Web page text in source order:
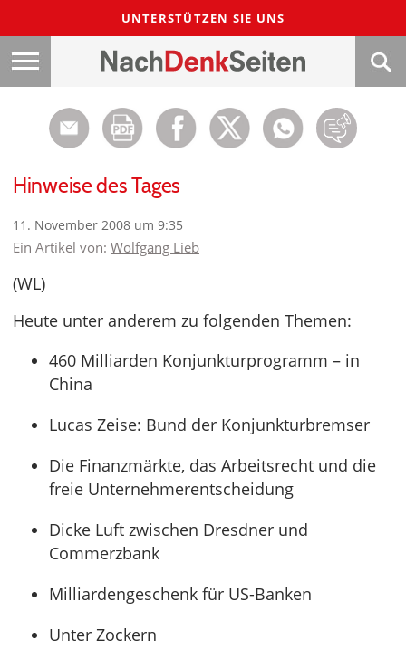
UNTERSTÜTZEN SIE UNS
Hinweise des Tages
11. November 2008 um 9:35
Ein Artikel von: Wolfgang Lieb
(WL)
Heute unter anderem zu folgenden Themen:
460 Milliarden Konjunkturprogramm – in
China
Lucas Zeise: Bund der Konjunkturbremser
Die Finanzmärkte, das Arbeitsrecht und die
freie Unternehmerentscheidung
Dicke Luft zwischen Dresdner und
Commerzbank
Milliardengeschenk für US-Banken
Unter Zockern